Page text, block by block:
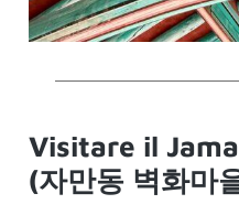
Visitare il
(자만동 벽화마